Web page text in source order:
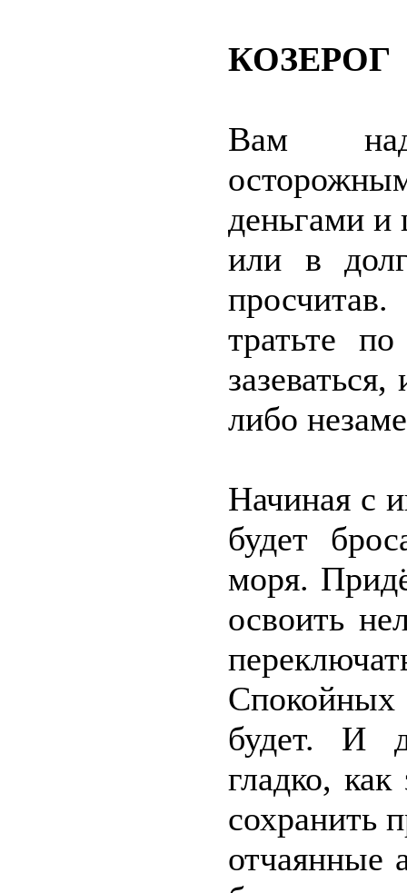
КОЗЕРОГ
Вам
деньгами и
или в
тратьте
либо
Начиная с
будет
моря.
освоить
будет. И
гладко,
сохранить
отчаянные